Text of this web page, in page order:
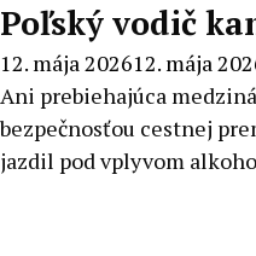
Poľský vodič
12. mája 202612. mája
Ani prebiehajúca
bezpečnosťou cestnej
jazdil pod vplyvom